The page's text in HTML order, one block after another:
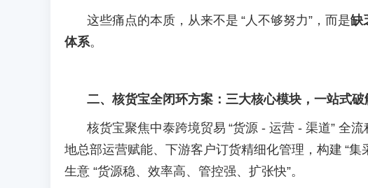
这些痛点的本质，从来不是 “人不够努力”，而是缺
体系。
二、核货宝全闭环方案：三大核心模块，一站式破
核货宝聚焦中泰跨境贸易 “货源 - 运营 - 渠道” 全流
地总部运营赋能、下游客户订货精细化管理，构建 “集
生意 “货源稳、效率高、管控强、扩张快”。